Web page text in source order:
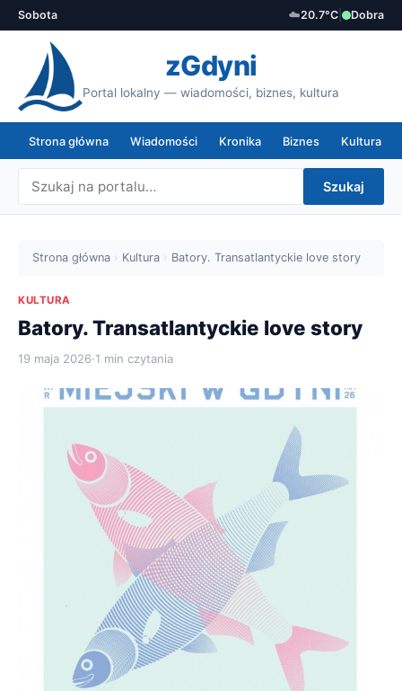
Sobota ☁️20.7°C Dobra
zGdyni
Portal lokalny — wiadomości, biznes, kultura
Strona główna Wiadomości Kronika Biznes Kultura
Szukaj
Strona główna › Kultura › Batory. Transatlantyckie love story
KULTURA
Batory. Transatlantyckie love story
19 maja 2026·1 min czytania